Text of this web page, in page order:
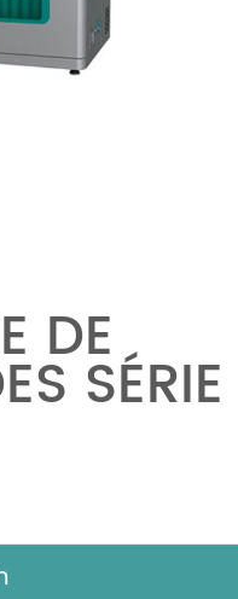
DE
SÉRIE